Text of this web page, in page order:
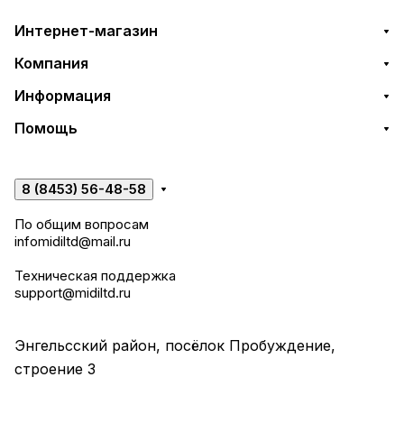
Интернет-магазин
Компания
Информация
Помощь
8 (8453) 56-48-58
По общим вопросам
infomidiltd@mail.ru
Техническая поддержка
support@midiltd.ru
Энгельсский район, посёлок Пробуждение,
строение 3